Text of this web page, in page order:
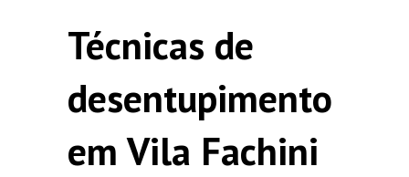
Técnicas de
desentupimento
em Vila Fachini